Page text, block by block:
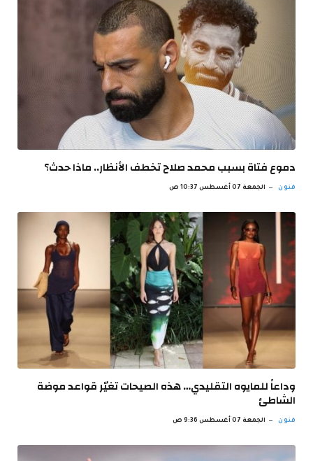
دموع فتاة بسبب محمد صلاح تخطف الأنظار.. ماذا حدث؟
فنون الجمعة 07 أغسطس 10:37 ص
وداعاً للمايوه التقليدي… هذه الصيحات تغيّر قواعد موضة
الشاطئ
فنون الجمعة 07 أغسطس 9:36 ص